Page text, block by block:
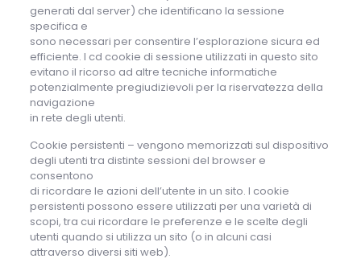
generati dal server) che identificano la sessione
specifica e
sono necessari per consentire l’esplorazione sicura ed
efficiente. I cd cookie di sessione utilizzati in questo sito
evitano il ricorso ad altre tecniche informatiche
potenzialmente pregiudizievoli per la riservatezza della
navigazione
in rete degli utenti.
Cookie persistenti – vengono memorizzati sul dispositivo
degli utenti tra distinte sessioni del browser e
consentono
di ricordare le azioni dell’utente in un sito. I cookie
persistenti possono essere utilizzati per una varietà di
scopi, tra cui ricordare le preferenze e le scelte degli
utenti quando si utilizza un sito (o in alcuni casi
attraverso diversi siti web).